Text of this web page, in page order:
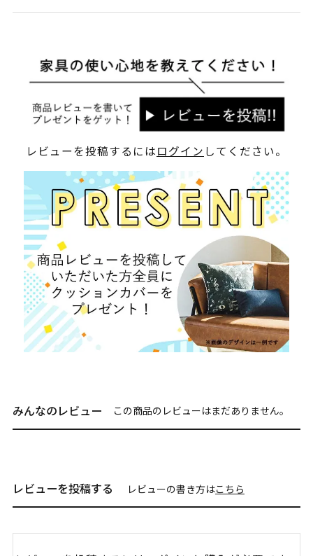
レビューを投稿するにはログイン してください。
みんなのレビュー この商品のレビューはまだありません。
レビューを投稿する レビューの書き方はこちら